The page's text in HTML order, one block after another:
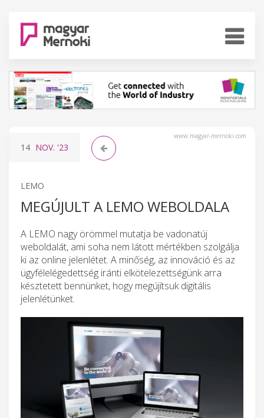
www.magyar-mernoki.com
14 NOV. '23
LEMO
MEGÚJULT A LEMO WEBOLDALA
A LEMO nagy örömmel mutatja be vadonatúj
weboldalát, ami soha nem látott mértékben szolgálja
ki az online jelenlétet. A minőség, az innováció és az
ügyfélelégedettség iránti elkötelezettségünk arra
késztetett bennünket, hogy megújítsuk digitális
jelenlétünket.